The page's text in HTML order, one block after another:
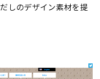
しのデザイン素材を提